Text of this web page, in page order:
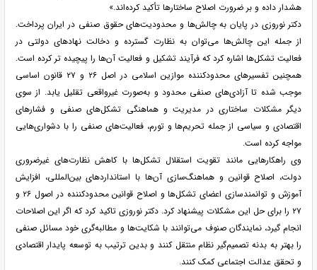
هشدار داده و بر ضرورت اصلاح ساختارها تأکید کرده‌اند.»
دکتر نوروزی در پایان به چالش‌ها و محدودیت‌های حقوق صنفی در ایران پرداخت.
از جمله این چالش‌ها می‌توان به نظارت گسترده و دخالت نهادهای دولتی در
فعالیت تشکل‌ها اشاره کرد که فرآیند تشکیل و فعالیت آن‌ها را پیچیده تر کرده است.
همچنین تفسیرهای محدودکننده موازین اسلامی در اصل ۲۶ و ۲۷ قانون اساسی
موجب شده تا آزادی‌های صنفی محدود و به‌صورت غیرواقعی تقلیل یابد. از سوی
دیگر مشکلات ساختاری در مدیریت و هماهنگی تشکل‌های صنفی و فشارهای
اقتصادی و سیاسی از جمله تحریم‌ها و تورم، فعالیت‌های صنفی را با دشواری‌هایی
مواجه کرده است.
وی راهکارهایی مانند تقویت استقلال تشکل‌ها با کاهش نظارت‌های غیرضروری
دولت، اصلاح قوانین و هماهنگ‌سازی آن‌ها با استانداردهای بین‌المللی، افزایش
آموزش و توانمندسازی اعضای تشکل‌ها و اصلاح قوانین محدودکننده در اصول ۲۶ و
۲۷ را برای حل این مشکلات پیشنهاد کرد. دکتر نوروزی تاکید کرد که اگر این اصلاحات
انجام گیرد، نمایندگان صنوف می‌توانند با شکایت‌ها و مطالبه‌گری خود مسائل صنفی
را بهتر به بدنه تصمیم‌گیر نظام منتقل کنند و بدین ترتیب به توسعه پایدار اقتصادی
و تحقق عدالت اجتماعی کمک کنند.